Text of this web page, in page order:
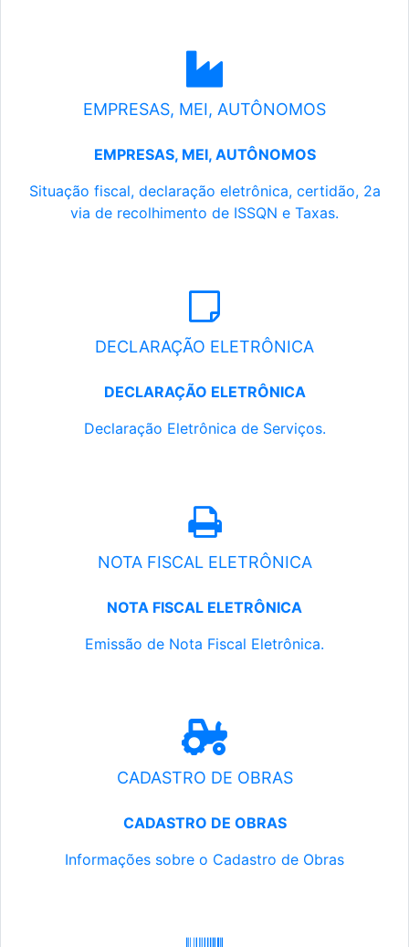
EMPRESAS, MEI, AUTÔNOMOS
EMPRESAS, MEI, AUTÔNOMOS
Situação fiscal, declaração eletrônica, certidão, 2a
via de recolhimento de ISSQN e Taxas.
DECLARAÇÃO ELETRÔNICA
DECLARAÇÃO ELETRÔNICA
Declaração Eletrônica de Serviços.
NOTA FISCAL ELETRÔNICA
NOTA FISCAL ELETRÔNICA
Emissão de Nota Fiscal Eletrônica.
CADASTRO DE OBRAS
CADASTRO DE OBRAS
Informações sobre o Cadastro de Obras